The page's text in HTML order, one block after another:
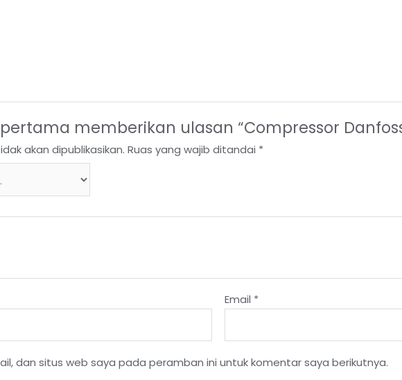
memberikan ulasan “Compressor Danfoss
akan dipublikasikan. Ruas yang wajib ditandai *
Email *
dan situs web saya pada peramban ini untuk komentar saya berikutnya.